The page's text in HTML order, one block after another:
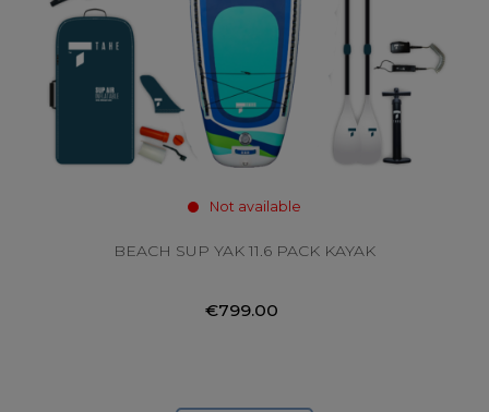
Not available
BEACH SUP YAK 11.6 PACK KAYAK
€799.00